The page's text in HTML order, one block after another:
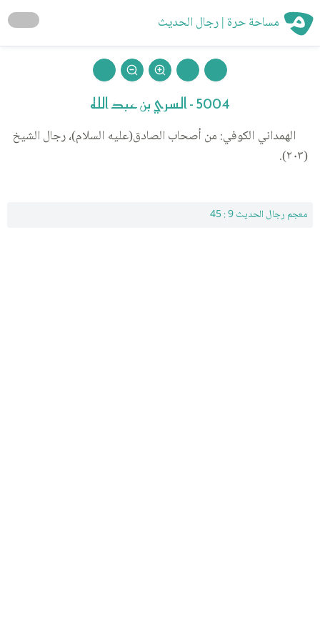
مساحة حرة | رجال الحديث
5004 - السري بن عبد الله
الهمداني الكوفي: من أصحاب الصادق(عليه السلام)، رجال الشيخ
(٢٠٣).
معجم رجال الحديث 9 : 45